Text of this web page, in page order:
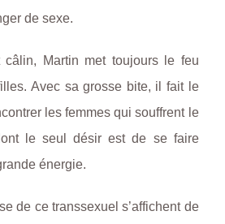
de sexe.
câlin, Martin met toujours le feu
Avec sa grosse bite, il fait le
les femmes qui souffrent le
le seul désir est de se faire
énergie.
de ce transsexuel s’affichent de